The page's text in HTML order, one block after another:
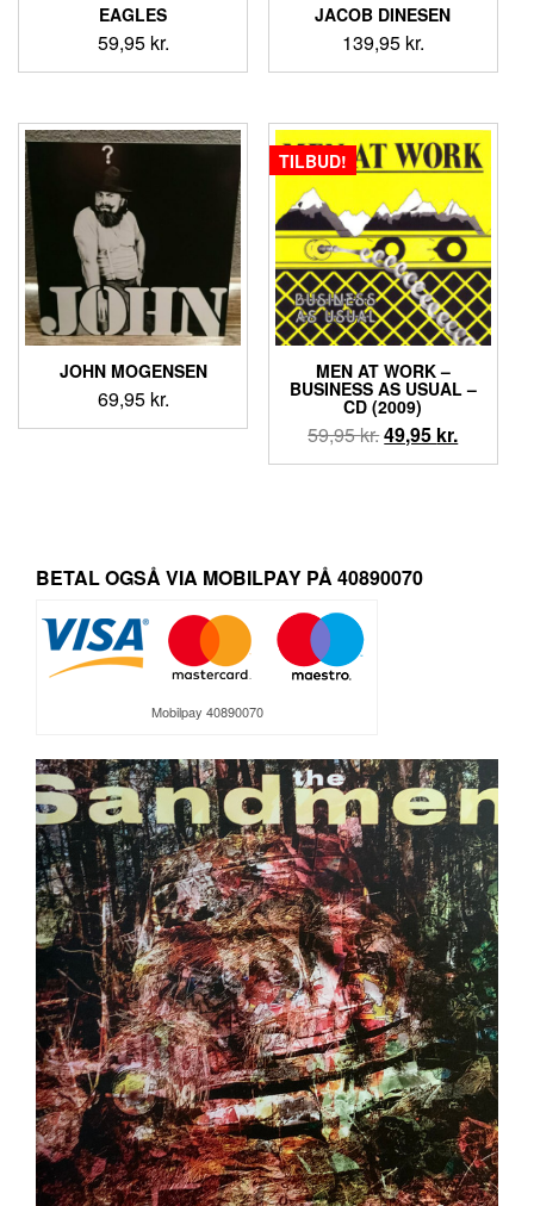
EAGLES
59,95 kr.
JACOB DINESEN
139,95 kr.
JOHN MOGENSEN
69,95 kr.
TILBUD!
MEN AT WORK –
BUSINESS AS USUAL –
CD (2009)
59,95kr.Den
oprindelige
49,95 kr.Den
aktuelle
BETAL OGSÅ VIA MOBILPAY PÅ 40890070
Mobilpay 40890070